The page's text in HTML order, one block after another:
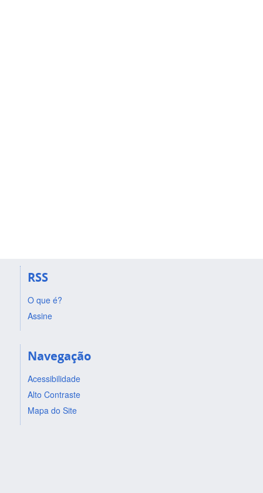
RSS
O que é?
Assine
Navegação
Acessibilidade
Alto Contraste
Mapa do Site